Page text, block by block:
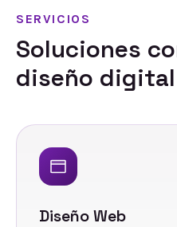
SERVICIOS
Soluciones
diseño digital
Diseño Web